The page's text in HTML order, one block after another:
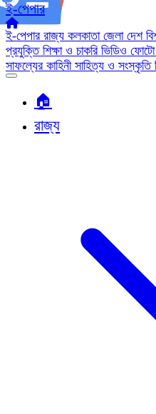
ই-পেপার
ই-পেপার রাজ্য কলকাতা জেলা দেশ
প্রযুক্তি শিক্ষা ও চাকরি ভিডিও ফোটো
সাফল্যের কাহিনী সাহিত্য ও সংস্কৃতি
🏠︎
রাজ্য